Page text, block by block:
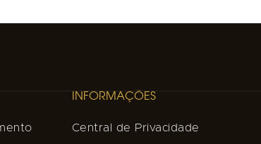
INFORMAÇÕES
Central de Privacidade